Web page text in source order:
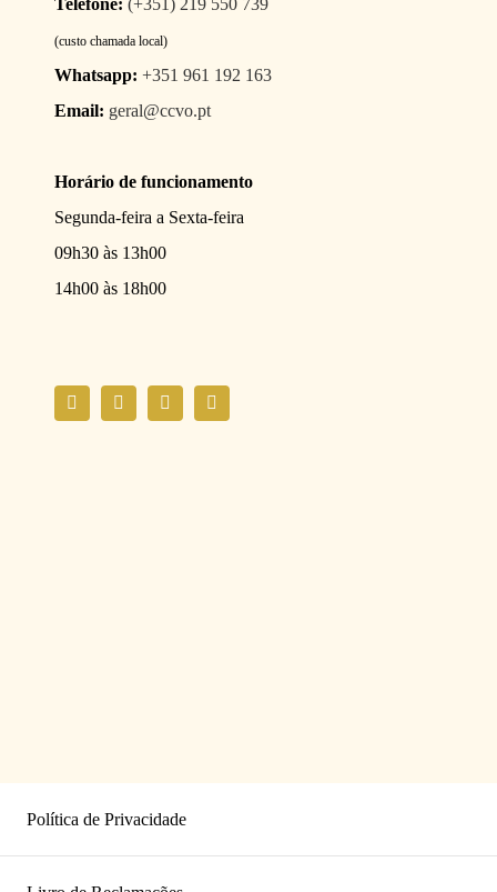
Política de Privacidade
Telefone: (+351) 219 550 739
(custo chamada local)
Whatsapp: +351 961 192 163
Email: geral@ccvo.pt
Horário de funcionamento
Segunda-feira a Sexta-feira
09h30 às 13h00
14h00 às 18h00